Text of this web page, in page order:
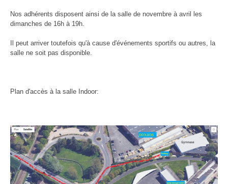
Nos adhérents disposent ainsi de la salle de novembre à avril les
dimanches de 16h à 19h.
Il peut arriver toutefois qu'à cause d'événements sportifs ou autres, la
salle ne soit pas disponible.
Plan d'accès à la salle Indoor: